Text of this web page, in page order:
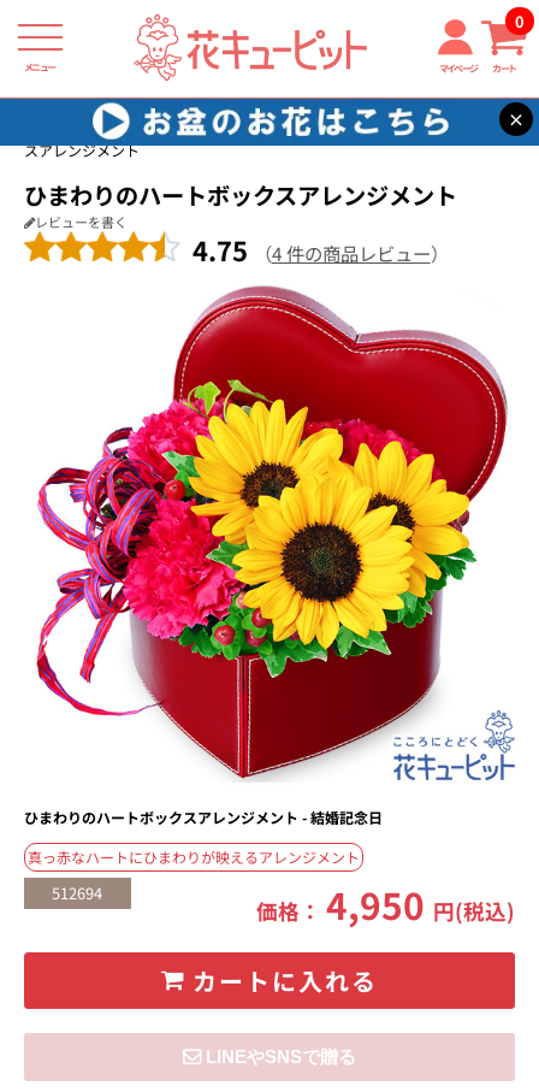
メニュー マイページ カート
0
×
花キューピット 結婚記念日
【結婚記念日】ひまわりのハートボック
スアレンジメント
ひまわりのハートボックスアレンジメント
レビューを書く
4.75 （4 件の商品レビュー）
ひまわりのハートボックスアレンジメント - 結婚記念日
真っ赤なハートにひまわりが映えるアレンジメント
512694
価格：4,950 円(税込)
カートに入れる